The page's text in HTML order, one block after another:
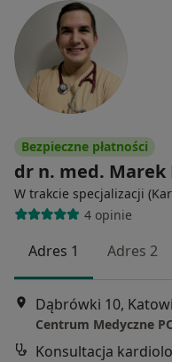
Bezpieczne płatności
dr n. med.
W trakcie specjalizacji
4 opinie
Adres 1 Adres 2
Dąbrówki 10,
Centrum Medyczne
Konsultacja